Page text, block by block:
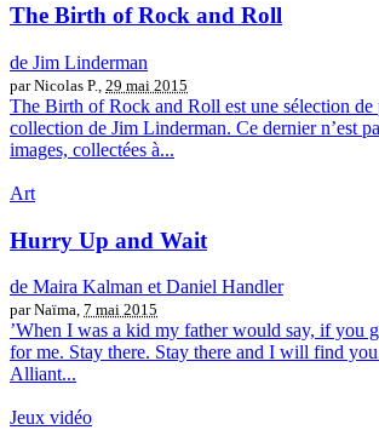
The Birth of Rock and Roll
de Jim Linderman
par Nicolas P., 29 mai 2015
The Birth of Rock and Roll est une sélection de
collection de Jim Linderman. Ce dernier n’est
images, collectées à...
Art
Hurry Up and Wait
de Maira Kalman et Daniel Handler
par Naïma, 7 mai 2015
’When I was a kid my father would say, if you
for me. Stay there. Stay there and I will find
Alliant...
Jeux vidéo